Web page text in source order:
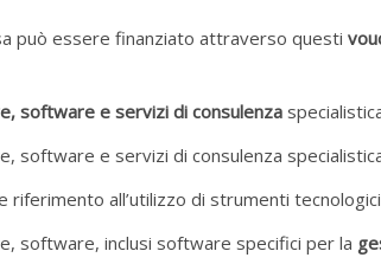
può essere finanziato attraverso questi
software e servizi di consulenza
software e servizi di consulenza
riferimento all’utilizzo di strumenti tecnologici
software, inclusi software specifici per la